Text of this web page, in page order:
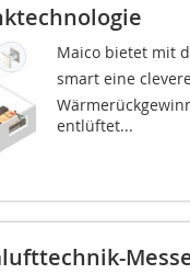
Maico bietet mit
smart eine
entlüftet...